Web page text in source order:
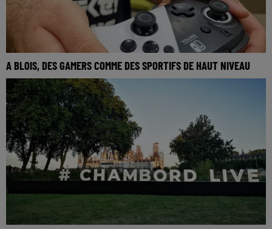
A BLOIS, DES GAMERS COMME DES SPORTIFS DE HAUT NIVEAU